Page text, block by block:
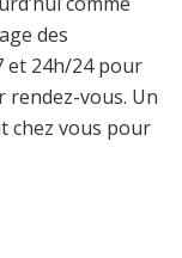
des
et 24h/24 pour
rendez-vous. Un
chez vous pour